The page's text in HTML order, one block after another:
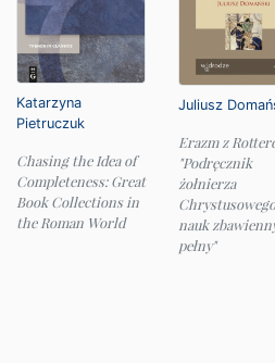
Katarzyna
Pietruczuk
Chasing the Idea of
Completeness: Great
Book Collections in
the Roman World
Juliusz
Erazm z
"Podręcznik
żołnierza
nauk
pełny"